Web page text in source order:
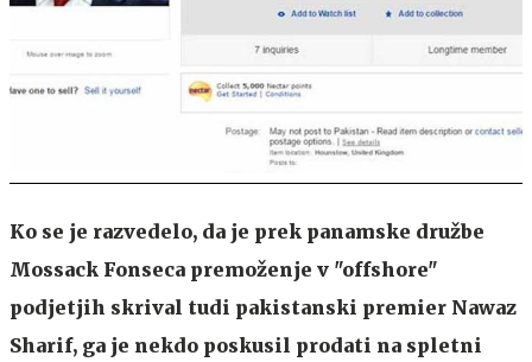
Ko se je razvedelo, da je prek panamske družbe
Mossack Fonseca premoženje v "offshore"
podjetjih skrival tudi pakistanski premier Nawaz
Sharif, ga je nekdo poskusil prodati na spletni